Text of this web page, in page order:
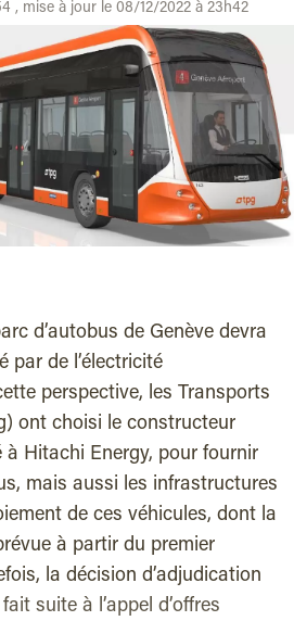
, mise à jour le 08/12/2022 à 23h42
d’autobus de Genève devra
par de l’électricité
perspective, les Transports
ont choisi le constructeur
à Hitachi Energy, pour fournir
mais aussi les infrastructures
de ces véhicules, dont la
à partir du premier
la décision d’adjudication
suite à l’appel d’offres